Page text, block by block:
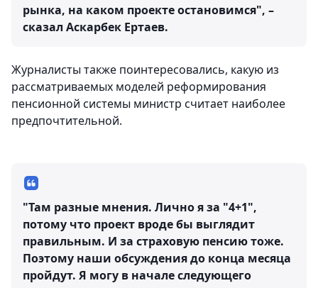
рынка, на каком проекте остановимся", –
сказал Аскарбек Ертаев.
Журналисты также поинтересовались, какую из
рассматриваемых моделей реформирования
пенсионной системы министр считает наиболее
предпочтительной.
"Там разные мнения. Лично я за "4+1",
потому что проект вроде бы выглядит
правильным. И за страховую пенсию тоже.
Поэтому наши обсуждения до конца месяца
пройдут. Я могу в начале следующего